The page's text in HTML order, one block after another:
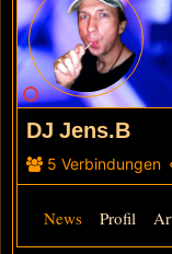
DJ Jens.B
Verbindungen
5
News Profil